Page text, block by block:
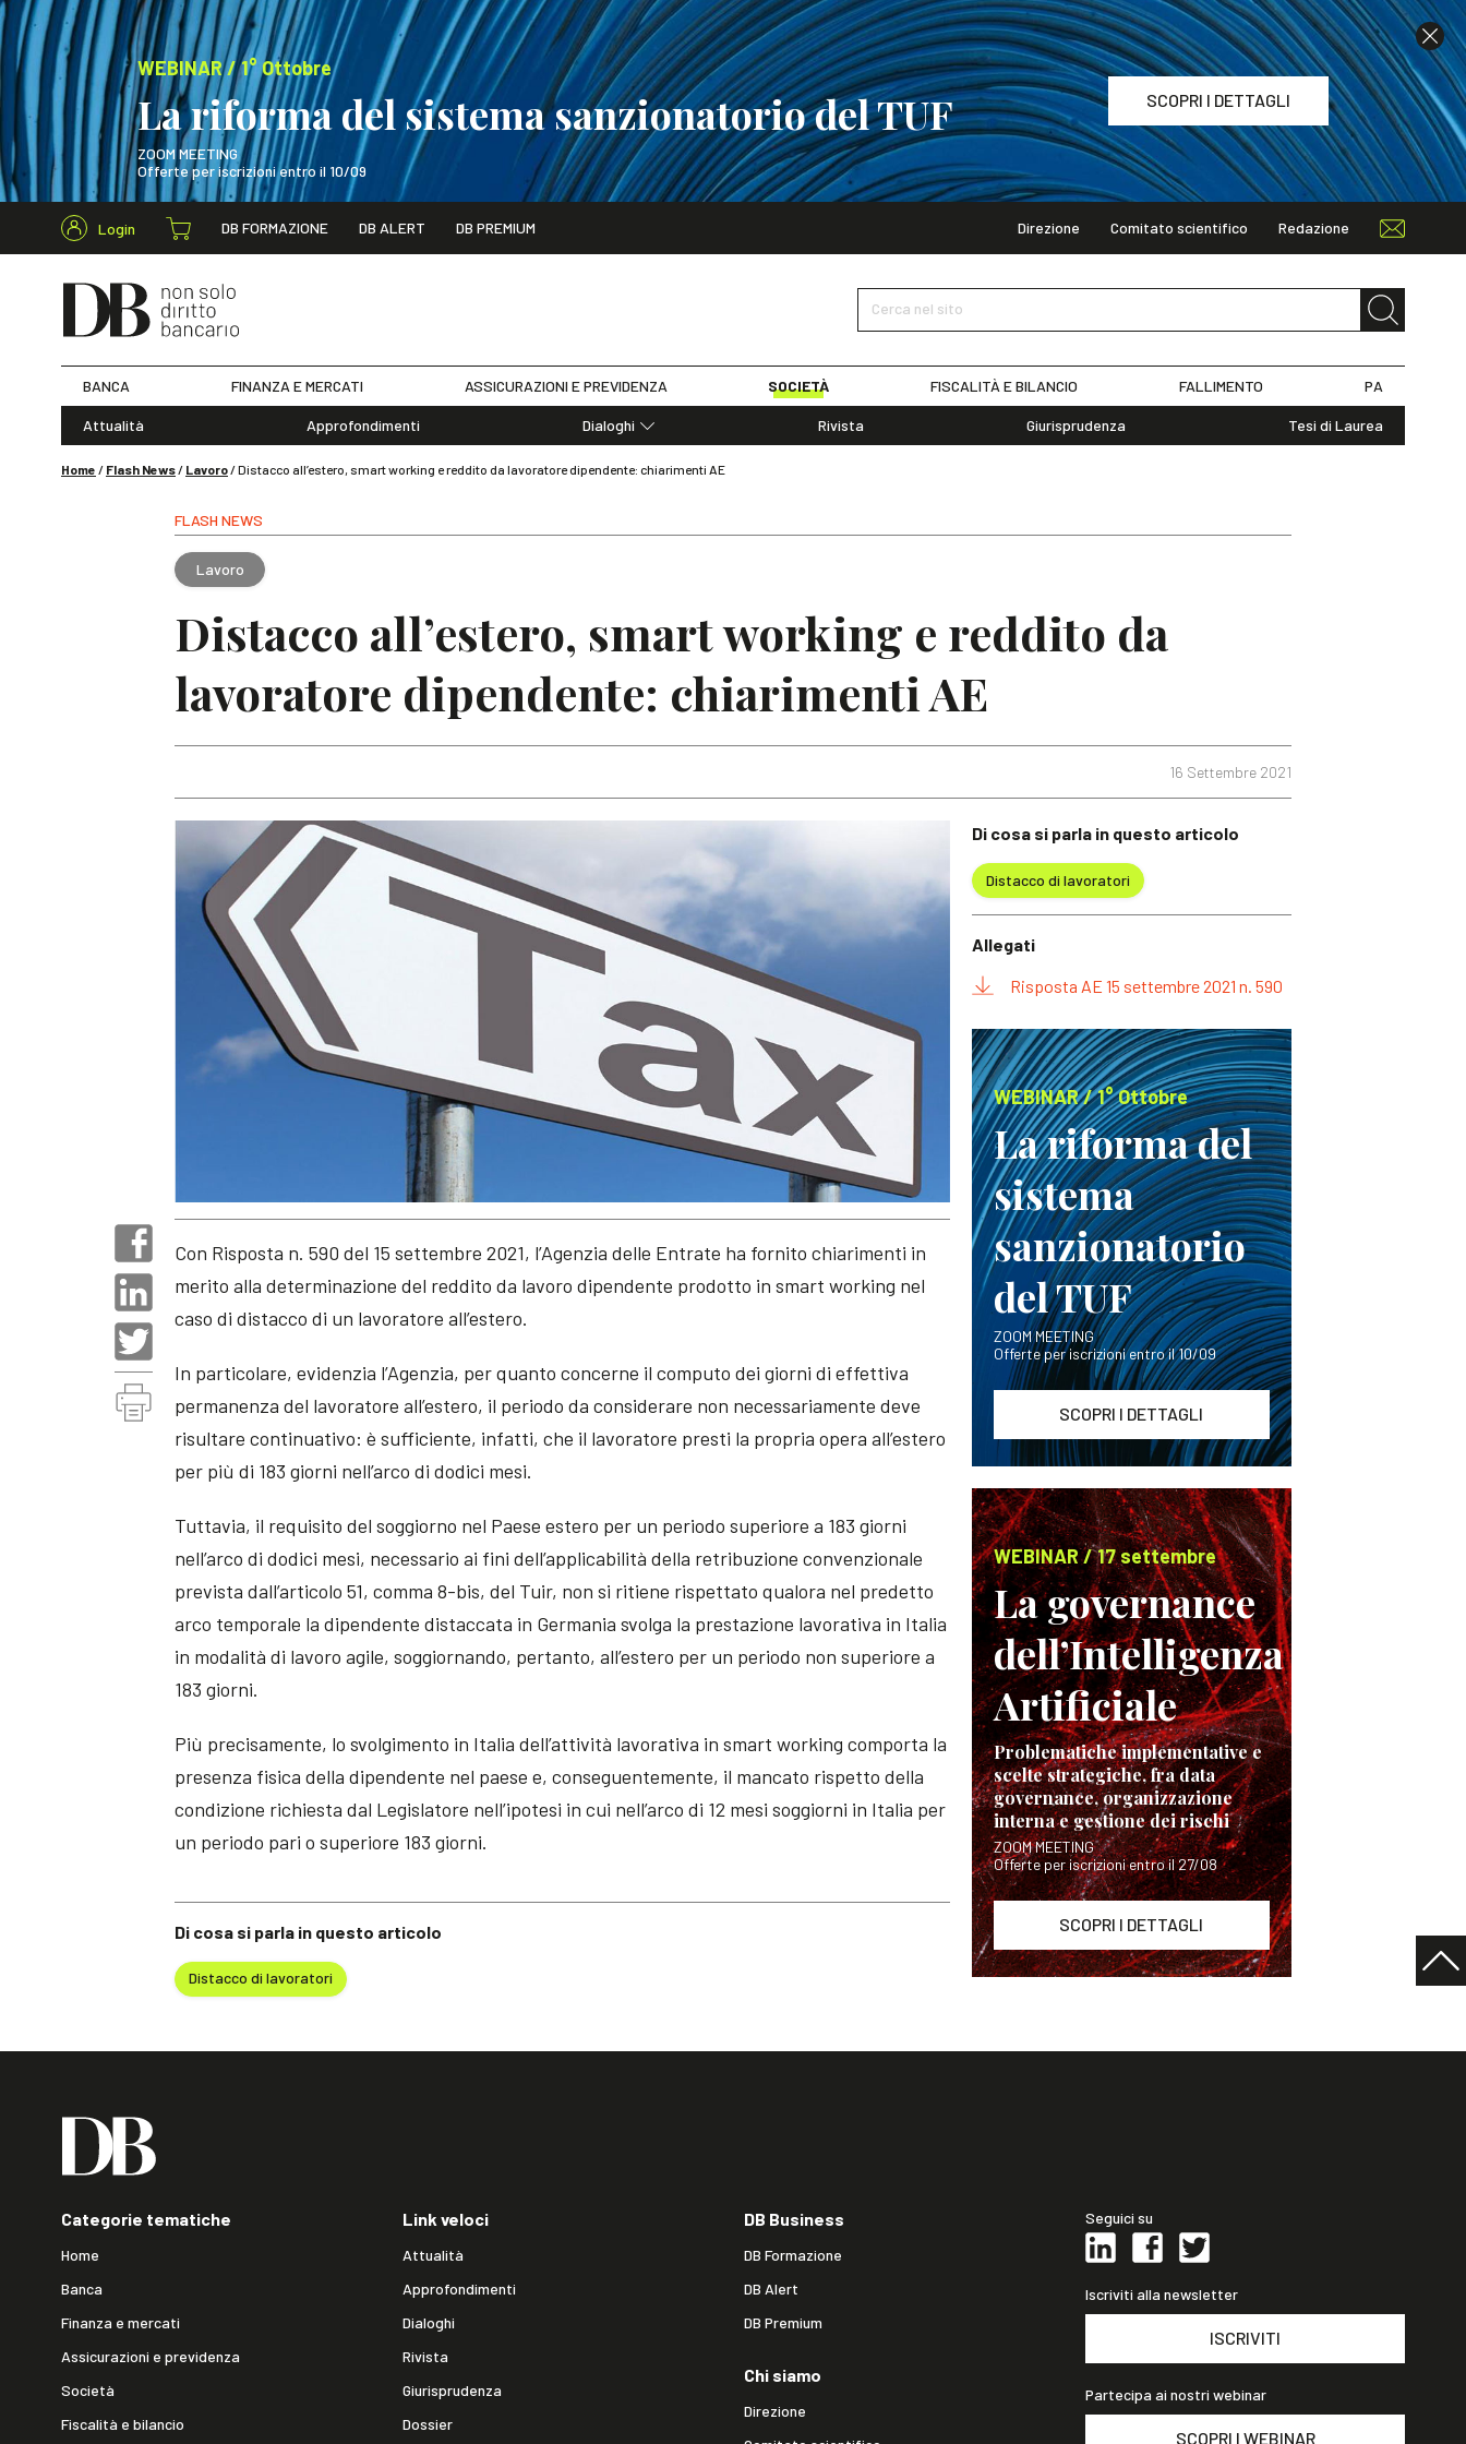
WEBINAR / 1° Ottobre
La riforma del sistema sanzionatorio del TUF
ZOOM MEETING
Offerte per iscrizioni entro il 10/09
SCOPRI I DETTAGLI
WEBINAR / 1° Ottobre
Login DB FORMAZIONE DB ALERT DB PREMIUM Direzione Comitato scientifico Redazione
Cerca nel sito
BANCA FINANZA E MERCATI ASSICURAZIONI E PREVIDENZA SOCIETÀ FISCALITÀ E BILANCIO FALLIMENTO PA
Attualità Approfondimenti
Dialoghi
Rivista Giurisprudenza Tesi di Laurea
Home / Flash News/ Lavoro/Distacco all’estero, smart working e reddito da lavoratore dipendente: chiarimenti AE
FLASH NEWS
Lavoro
Distacco all’estero, smart working e reddito da
lavoratore dipendente: chiarimenti AE
16 Settembre 2021
Di cosa si parla in questo articolo
Distacco di lavoratori
Con Risposta n. 590 del 15 settembre 2021, l’Agenzia delle Entrate ha fornito chiarimenti in
merito alla determinazione del reddito da lavoro dipendente prodotto in smart working nel
caso di distacco di un lavoratore all’estero.
In particolare, evidenzia l’Agenzia, per quanto concerne il computo dei giorni di effettiva
permanenza del lavoratore all’estero, il periodo da considerare non necessariamente deve
risultare continuativo: è sufficiente, infatti, che il lavoratore presti la propria opera all’estero
per più di 183 giorni nell’arco di dodici mesi.
Tuttavia, il requisito del soggiorno nel Paese estero per un periodo superiore a 183 giorni
nell’arco di dodici mesi, necessario ai fini dell’applicabilità della retribuzione convenzionale
prevista dall’articolo 51, comma 8-bis, del Tuir, non si ritiene rispettato qualora nel predetto
arco temporale la dipendente distaccata in Germania svolga la prestazione lavorativa in Italia
in modalità di lavoro agile, soggiornando, pertanto, all’estero per un periodo non superiore a
183 giorni.
Più precisamente, lo svolgimento in Italia dell’attività lavorativa in smart working comporta la
presenza fisica della dipendente nel paese e, conseguentemente, il mancato rispetto della
condizione richiesta dal Legislatore nell’ipotesi in cui nell’arco di 12 mesi soggiorni in Italia per
un periodo pari o superiore 183 giorni.
Di cosa si parla in questo articolo
Distacco di lavoratori
Allegati
Risposta AE 15 settembre 2021 n. 590
WEBINAR / 1° Ottobre
La riforma del
sistema
sanzionatorio
del TUF
ZOOM MEETING
Offerte per iscrizioni entro il 10/09
SCOPRI I DETTAGLI
WEBINAR / 17 settembre
La governance
dell’Intelligenza
Artificiale
Problematiche implementative e
scelte strategiche, fra data
governance, organizzazione
interna e gestione dei rischi
ZOOM MEETING
Offerte per iscrizioni entro il 27/08
SCOPRI I DETTAGLI
Categorie tematiche
Home
Banca
Finanza e mercati
Assicurazioni e previdenza
Società
Fiscalità e bilancio
Link veloci
Attualità
Approfondimenti
Dialoghi
Rivista
Giurisprudenza
Dossier
DB Business
DB Formazione
DB Alert
DB Premium
Chi siamo
Direzione
Seguici su
Iscriviti alla newsletter
ISCRIVITI
Partecipa ai nostri webinar
SCOPRI I WEBINAR